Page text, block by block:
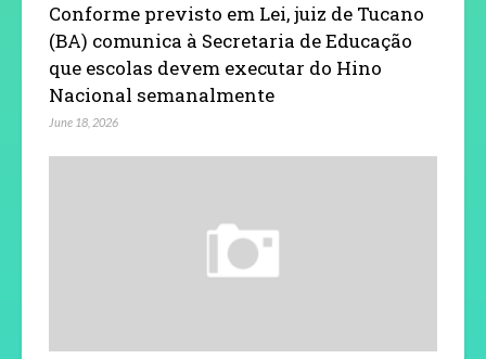
Conforme previsto em Lei, juiz de Tucano
(BA) comunica à Secretaria de Educação
que escolas devem executar do Hino
Nacional semanalmente
June 18, 2026